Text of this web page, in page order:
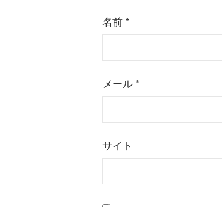
名前 *
メール *
サイト